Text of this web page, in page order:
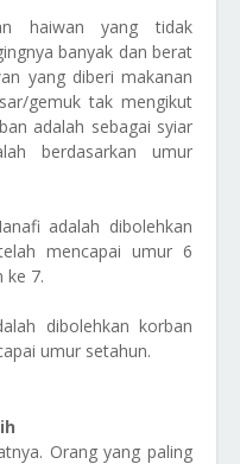
haiwan yang tidak
banyak dan berat
yang diberi makanan
gemuk tak mengikut
adalah sebagai syiar
berdasarkan umur
adalah dibolehkan
mencapai umur 6
ke 7.
dibolehkan korban
umur setahun.
Orang yang paling